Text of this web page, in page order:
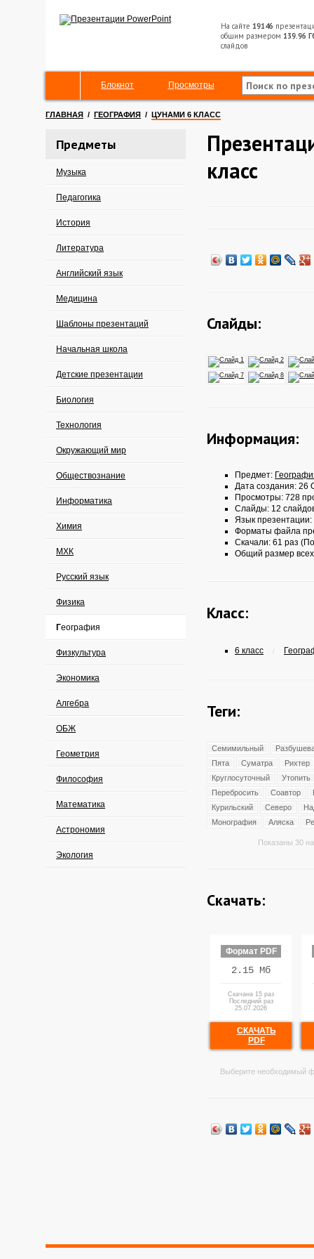
На сайте 19146
общим размером 139.96
слайдов
Блокнот Просмотры
ГЛАВНАЯ / ГЕОГРАФИЯ / ЦУНАМИ 6 КЛАСС
Предметы
Музыка
Педагогика
История
Литература
Английский язык
Медицина
Шаблоны презентаций
Начальная школа
Детские презентации
Биология
Технология
Окружающий мир
Обществознание
Информатика
Химия
МХК
Русский язык
Физика
География
Физкультура
Экономика
Алгебра
ОБЖ
Геометрия
Философия
Математика
Астрономия
Экология
класс
Слайды:
Информация:
Предмет:
Дата создания: 26
Просмотры: 728
Слайды: 12
Язык презентации:
Форматы файла
Скачали: 61 раз
Общий размер
Класс:
6 класс /
Теги:
Семимильный
Пята
Суматра
Рихтер
Круглосуточный
Утопить
Перебросить
Соавтор
Курильский
Северо
Монография
Аляска
Показаны 30
Скачать:
Формат PDF
2.15 Мб
Скачана 15 раз
Последний раз
25.07.2026
СКАЧАТЬ
PDF
Выберите необходимый